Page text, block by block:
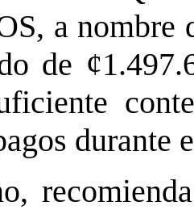
a nombre
de
durante